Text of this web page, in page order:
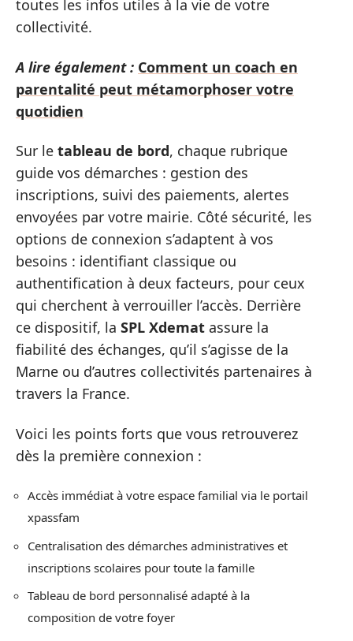
toutes les infos utiles à la vie de votre
collectivité.
A lire également : Comment un coach en
parentalité peut métamorphoser votre
quotidien
Sur le tableau de bord, chaque rubrique
guide vos démarches : gestion des
inscriptions, suivi des paiements, alertes
envoyées par votre mairie. Côté sécurité, les
options de connexion s’adaptent à vos
besoins : identifiant classique ou
authentification à deux facteurs, pour ceux
qui cherchent à verrouiller l’accès. Derrière
ce dispositif, la SPL Xdemat assure la
fiabilité des échanges, qu’il s’agisse de la
Marne ou d’autres collectivités partenaires à
travers la France.
Voici les points forts que vous retrouverez
dès la première connexion :
Accès immédiat à votre espace familial via le portail
xpassfam
Centralisation des démarches administratives et
inscriptions scolaires pour toute la famille
Tableau de bord personnalisé adapté à la
composition de votre foyer